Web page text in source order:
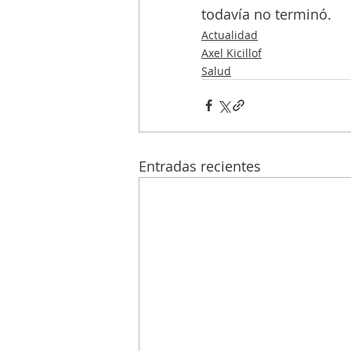
todavía no terminó.
Actualidad
Axel Kicillof
Salud
Entradas recientes